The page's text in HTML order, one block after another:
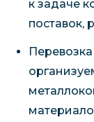
к задаче
поставок,